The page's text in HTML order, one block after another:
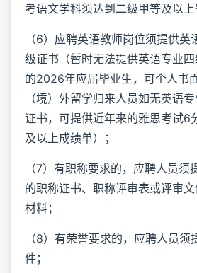
考语文学科须达到二级甲等及以上
（6）应聘英语教师岗位须提供
级证书（暂时无法提供英语专业
的2026年应届毕业生，可个人书
（境）外留学归来人员如无英语
证书，可提供近年来的雅思考试6
及以上成绩单）；
（7）有职称要求的，应聘人员须
的职称证书、职称评审表或评审
材料；
（8）有荣誉要求的，应聘人员
件；